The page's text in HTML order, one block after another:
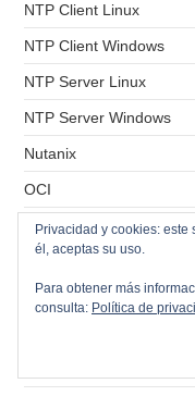
NTP Client Linux
NTP Client Windows
NTP Server Linux
NTP Server Windows
Nutanix
OCI
OCSinventory
OCSinventory Agent
Onlyoffice
Privacidad y cookies:
él, aceptas su uso.
Para obtener más
consulta: Política de